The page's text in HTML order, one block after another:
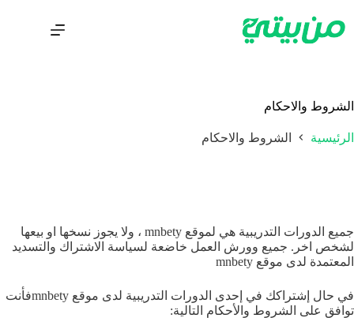
الشروط والاحكام
الرئيسية الشروط والاحكام
جميع الدورات التدريبية هي لموقع mnbety ، ولا يجوز نسخها او بيعها
لشخص اخر. جميع وورش العمل خاضعة لسياسة الاشتراك والتسديد
المعتمدة لدى موقع mnbety
في حال إشتراكك في إحدى الدورات التدريبية لدى موقع mnbetyفأنت
توافق على الشروط والأحكام التالية: